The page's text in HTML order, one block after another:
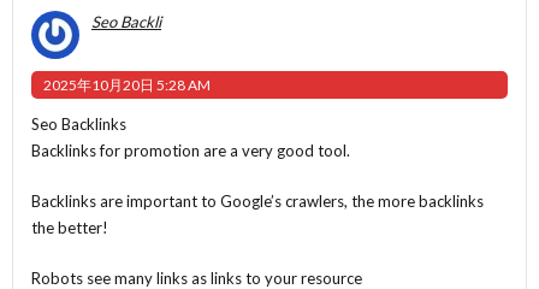
Seo Backli
2025年10月20日 5:28 AM
Seo Backlinks
Backlinks for promotion are a very good tool.
Backlinks are important to Google’s crawlers, the more backlinks
the better!
Robots see many links as links to your resource